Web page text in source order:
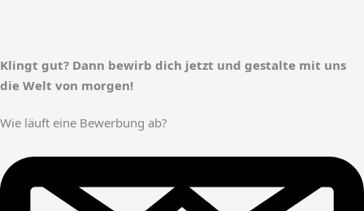
Klingt gut? Dann bewirb dich jetzt und gestalte mit uns
die Welt von morgen!
Wie läuft eine Bewerbung ab?